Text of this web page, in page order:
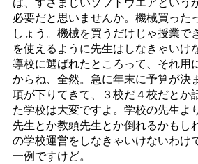
必要だと思いませんか。機械買った
しょう。機械を買うだけじゃ授業で
を使えるように先生はしなきゃいけ
導校に選ばれたところって、それ用
からね、全然。急に年末に予算が決
項が下りてきて、３校だ４校だとか
た学校は大変ですよ。学校の先生よ
先生とか教頭先生とか倒れるかもし
の学校運営をしなきゃいけないわけ
一例ですけど。